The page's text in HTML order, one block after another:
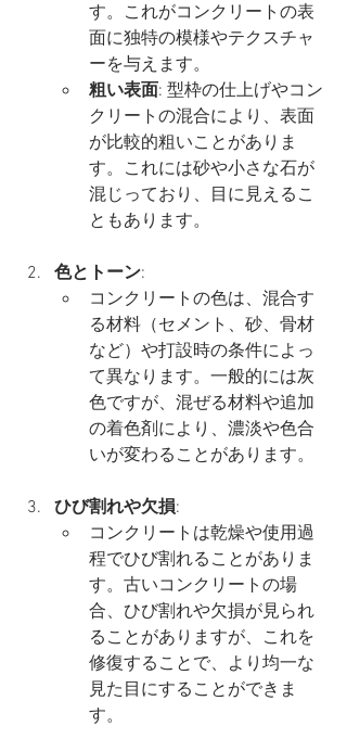
す。これがコンクリートの表
面に独特の模様やテクスチャ
ーを与えます。
粗い表面: 型枠の仕上げやコン
クリートの混合により、表面
が比較的粗いことがありま
す。これには砂や小さな石が
混じっており、目に見えるこ
ともあります。
色とトーン:
コンクリートの色は、混合す
る材料（セメント、砂、骨材
など）や打設時の条件によっ
て異なります。一般的には灰
色ですが、混ぜる材料や追加
の着色剤により、濃淡や色合
いが変わることがあります。
ひび割れや欠損:
コンクリートは乾燥や使用過
程でひび割れることがありま
す。古いコンクリートの場
合、ひび割れや欠損が見られ
ることがありますが、これを
修復することで、より均一な
見た目にすることができま
す。